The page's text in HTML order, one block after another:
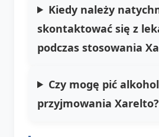
Kiedy należy
skontaktować się z
podczas stosowania
Czy mogę pić
przyjmowania Xarelto?